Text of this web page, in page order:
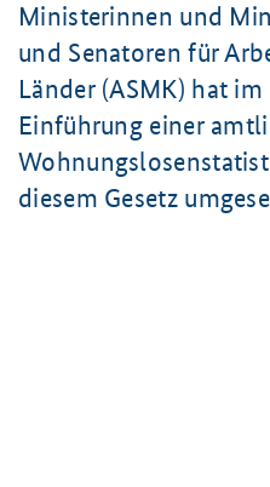
Ministerinnen und
und Senatoren für
Länder (ASMK) hat
Einführung einer
diesem Gesetz